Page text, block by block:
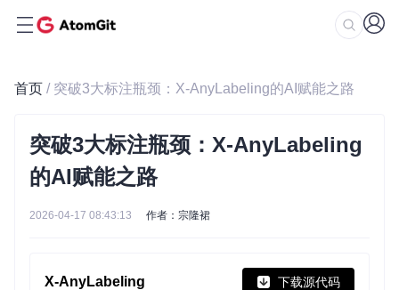
首页 / 突破3大标注瓶颈：X-AnyLabeling的AI赋能之路
突破3大标注瓶颈：X-AnyLabeling
的AI赋能之路
2026-04-17 08:43:13 作者：宗隆裙
X-AnyLabeling 下载源代码